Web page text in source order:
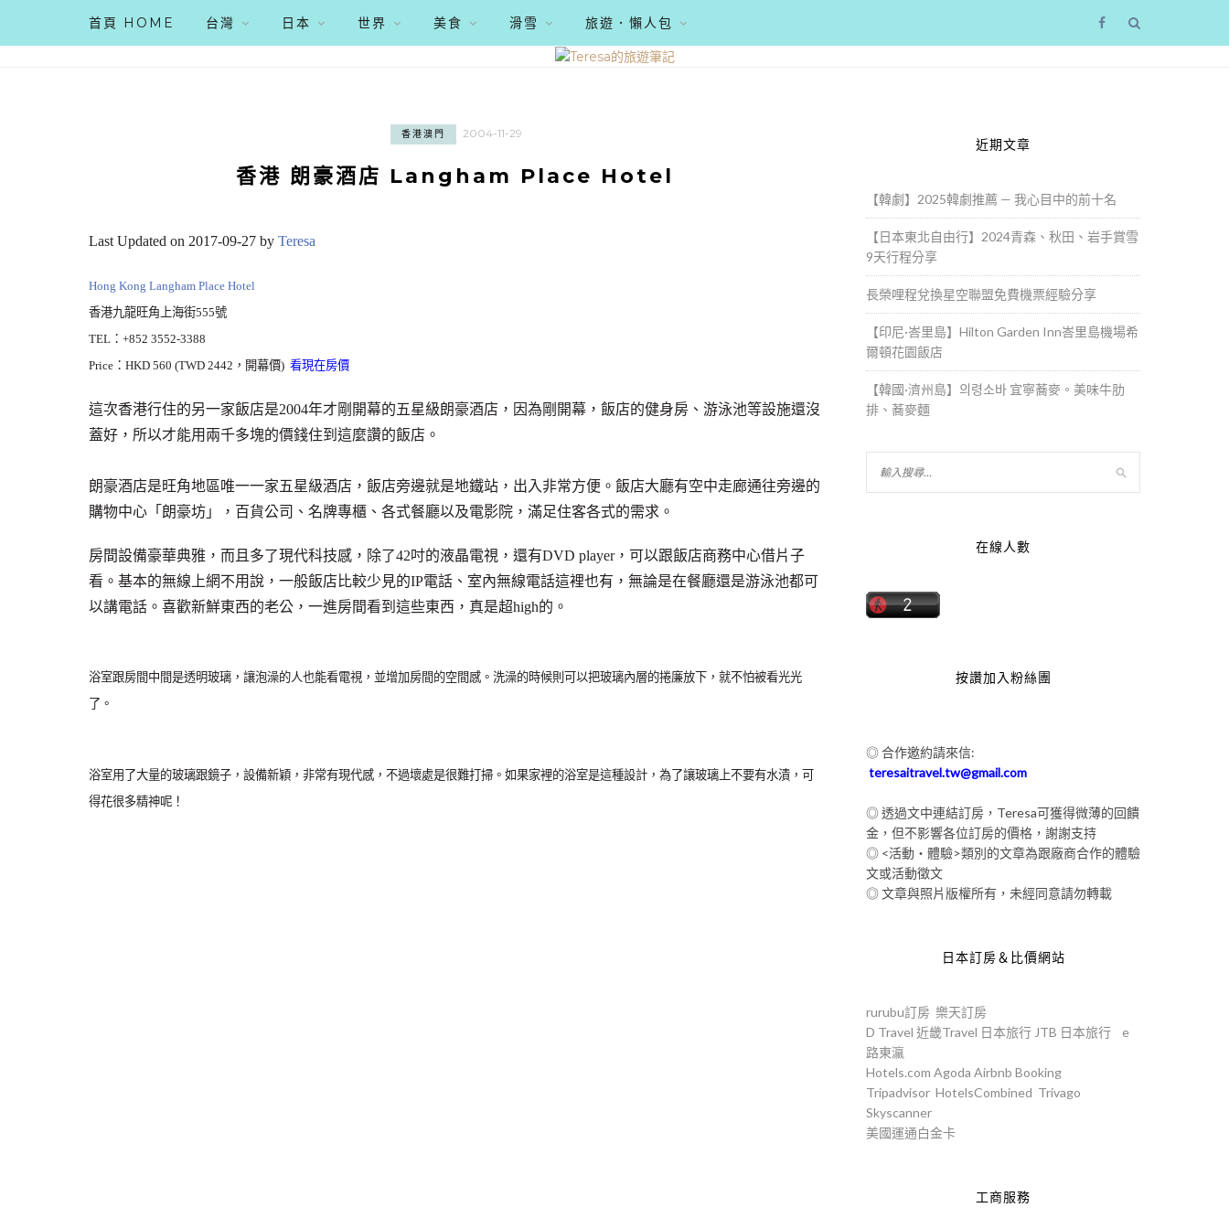
首頁 HOME 台灣 日本 世界 美食 滑雪 旅遊．懶人包
香港澳門 2004-11-29
香港 朗豪酒店 Langham Place Hotel
Last Updated on 2017-09-27 by Teresa
Hong Kong Langham Place Hotel
香港九龍旺角上海街555號
TEL：+852 3552-3388
Price：HKD 560 (TWD 2442，開幕價) 看現在房價
這次香港行住的另一家飯店是2004年才剛開幕的五星級朗豪酒店，因為剛開幕，飯店的健身房、游泳池等設施還沒
蓋好，所以才能用兩千多塊的價錢住到這麼讚的飯店。
朗豪酒店是旺角地區唯一一家五星級酒店，飯店旁邊就是地鐵站，出入非常方便。飯店大廳有空中走廊通往旁邊的
購物中心「朗豪坊」，百貨公司、名牌專櫃、各式餐廳以及電影院，滿足住客各式的需求。
房間設備豪華典雅，而且多了現代科技感，除了42吋的液晶電視，還有DVD player，可以跟飯店商務中心借片子
看。基本的無線上網不用說，一般飯店比較少見的IP電話、室內無線電話這裡也有，無論是在餐廳還是游泳池都可
以講電話。喜歡新鮮東西的老公，一進房間看到這些東西，真是超high的。
浴室跟房間中間是透明玻璃，讓泡澡的人也能看電視，並增加房間的空間感。洗澡的時候則可以把玻璃內層的捲廉放下，就不怕被看光光
了。
浴室用了大量的玻璃跟鏡子，設備新穎，非常有現代感，不過壞處是很難打掃。如果家裡的浴室是這種設計，為了讓玻璃上不要有水漬，可
得花很多精神呢！
近期文章
【韓劇】2025韓劇推薦 — 我心目中的前十名
【日本東北自由行】2024青森、秋田、岩手賞雪
9天行程分享
長榮哩程兌換星空聯盟免費機票經驗分享
【印尼·峇里島】Hilton Garden Inn峇里島機場希
爾頓花園飯店
【韓國·濟州島】의령소바 宜寧蕎麥。美味牛肋
排、蕎麥麵
在線人數
按讚加入粉絲團
◎ 合作邀約請來信:
teresaitravel.tw@gmail.com
◎ 透過文中連結訂房，Teresa可獲得微薄的回饋
金，但不影響各位訂房的價格，謝謝支持
◎ <活動‧體驗>類別的文章為跟廠商合作的體驗
文或活動徵文
◎ 文章與照片版權所有，未經同意請勿轉載
日本訂房＆比價網站
rurubu訂房 樂天訂房
D Travel 近畿Travel 日本旅行 JTB 日本旅行
e
路東瀛
Hotels.com Agoda Airbnb Booking
Tripadvisor HotelsCombined Trivago
Skyscanner
美國運通白金卡
工商服務